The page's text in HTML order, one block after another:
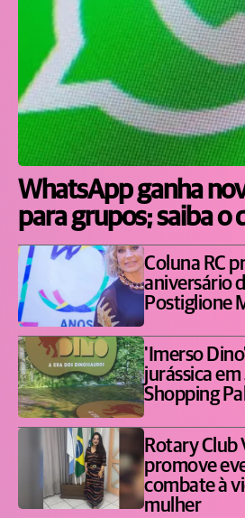
WhatsApp ganha
para grupos; saiba o
Coluna RC
aniversário
Postiglione
'Imerso
jurássica
Shopping
Rotary Club
promove
combate à
mulher